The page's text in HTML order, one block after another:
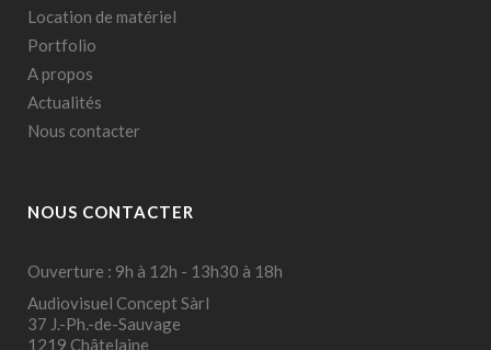
Location de matériel
Portfolio
A propos
Actualités
Nous contacter
NOUS CONTACTER
Ouverture : 9h à 12h - 13h30 à 18h
Audiovisuel Concept Sàrl
37 J.-Ph.-de-Sauvage
1219 Châtelaine